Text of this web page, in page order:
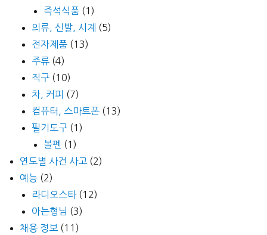
즉석식품 (1)
의류, 신발, 시계
(5)
전자제품 (13)
주류 (4)
직구 (10)
차, 커피 (7)
컴퓨터, 스마트폰 (13)
필기도구 (1)
볼펜 (1)
연도별 사건 사고 (2)
예능 (2)
라디오스타(12)
아는형님 (3)
채용 정보 (11)